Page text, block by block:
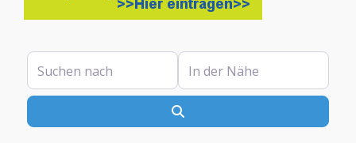
Suchen nach In der Nähe